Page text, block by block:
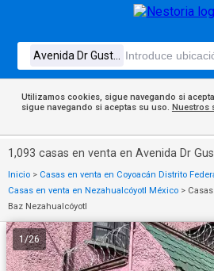
Utilizamos cookies, sigue navegando si
sigue navegando si aceptas su uso. Nuestros
1,093 casas en venta en Avenida Dr
Inicio > Casas en venta en Coyoacán Distrito
Casas en venta en Nezahualcóyotl México >
Baz Nezahualcóyotl
1/26